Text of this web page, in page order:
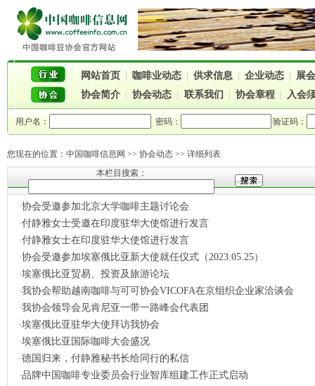
网站首页 咖啡业动态 供求信息 企业动态
展
协会简介
协会动态 联系我们 协会章程 入会
用户名： 密码： 验证码：
您现在的位置： 中国咖啡信息网 >> 协会动态 >> 详细列表
本栏目搜索：
·协会受邀参加北京大学咖啡主题讨论会
·付静雅女士受邀在印度驻华大使馆进行发言
·付静雅女士在印度驻华大使馆进行发言
·协会受邀参加埃塞俄比亚新大使就任仪式（2023.05.25）
·埃塞俄比亚贸易、投资及旅游论坛
·我协会帮助越南咖啡与可可协会VICOFA在京组织企业家洽谈会
·我协会领导会见肯尼亚一带一路峰会代表团
·埃塞俄比亚驻华大使拜访我协会
·埃塞俄比亚国际咖啡大会盛况
·德国归来，付静雅秘书长给同行的私信
·品牌中国咖啡专业委员会行业智库组建工作正式启动